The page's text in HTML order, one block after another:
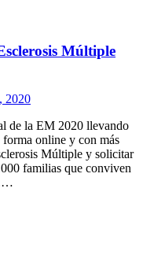
Múltiple
2020
de la EM 2020 llevando
forma online y con más
Múltiple y solicitar
familias que conviven